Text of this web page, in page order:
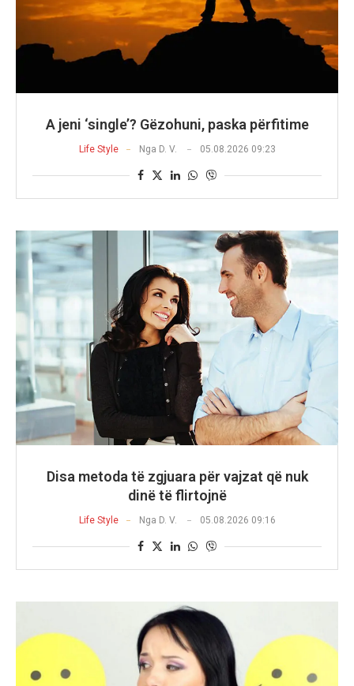
A jeni ‘single’? Gëzohuni, paska përfitime
Life Style Nga D. V. 05.08.2026 09:23
Disa metoda të zgjuara për vajzat që nuk
dinë të flirtojnë
Life Style Nga D. V. 05.08.2026 09:16